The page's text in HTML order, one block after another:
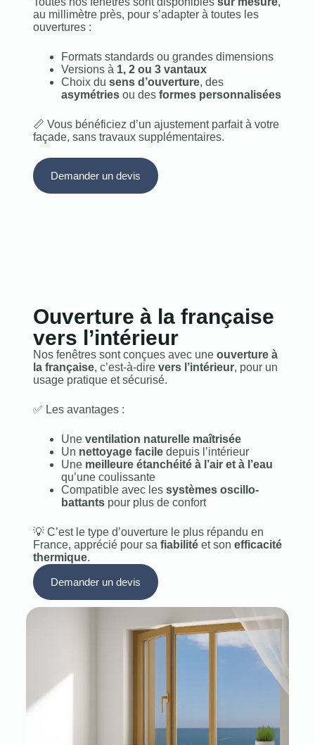
au millimètre près, pour s’adapter à toutes les
ouvertures :
Formats standards ou grandes dimensions
Versions à 1, 2 ou 3 vantaux
Choix du sens d’ouverture, des
asymétriesou des formes personnalisées
📏 Vous bénéficiez d’un ajustement parfait à votre
façade, sans travaux supplémentaires.
Demander un devis
Ouverture à la française
vers l’intérieur
Nos fenêtres sont conçues avec une ouverture à
la française, c’est-à-dire vers l’intérieur, pour un
usage pratique et sécurisé.
✅ Les avantages :
Une ventilation naturelle maîtrisée
Un nettoyage faciledepuis l’intérieur
Une meilleure étanchéité à l’air et à l’eau
qu’une coulissante
Compatible avec les systèmes oscillo-
battantspour plus de confort
💡 C’est le type d’ouverture le plus répandu en
France, apprécié pour sa fiabilitéet son efficacité
thermique.
Demander un devis